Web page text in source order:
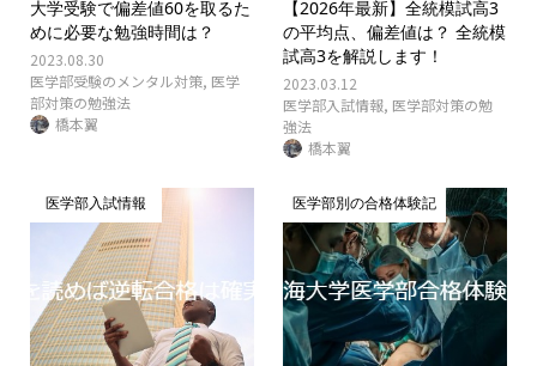
大学受験で偏差値60を取るた
めに必要な勉強時間は？
2023.08.30
医学部受験のメンタル対策, 医学
部対策の勉強法
橋本翼
【2026年最新】全統模試高3
の平均点、偏差値は？ 全統模
試高3を解説します！
2023.03.12
医学部入試情報, 医学部対策の勉
強法
橋本翼
医学部入試情報 医学部別の合格体験記